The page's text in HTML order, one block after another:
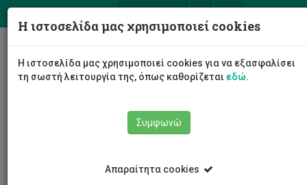
Η ιστοσελίδα μας χρησιμοποιεί cookies
Η ιστοσελίδα μας χρησιμοποιεί cookies για να εξασφαλίσει
τη σωστή λειτουργία της, όπως καθορίζεται εδώ.
Συμφωνώ
Απαραίτητα cookies